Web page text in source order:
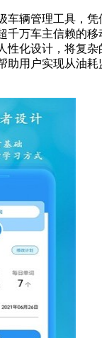
车辆管理工具，
千万车主信赖的
性化设计，将复
助用户实现从油